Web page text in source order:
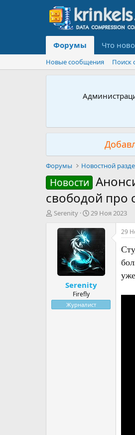
Форумы Что
Новые сообщения Поиск
Форумы Новостной
Новости
свободой про
А
м
Serenity
Д
т
а
н
а
ч
а
л
29 Ноя 2023
Serenity
Firefly
Журналист
29
уже